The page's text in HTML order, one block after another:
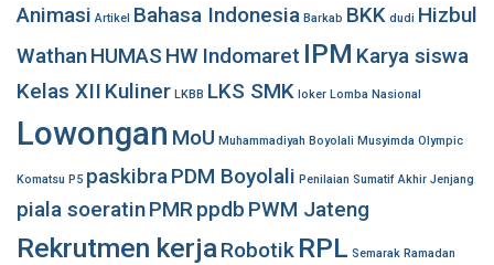
Animasi Artikel Bahasa Indonesia Barkab BKK dudi Hizbul
WathanHUMAS HW Indomaret IPM Karya siswa
Kelas XII Kuliner LKBB LKS SMK loker Lomba Nasional
Lowongan MoU Muhammadiyah Boyolali Musyimda Olympic
Komatsu P5 paskibraPDM Boyolali Penilaian Sumatif Akhir Jenjang
piala soeratinPMRppdb PWM Jateng
Rekrutmen kerja Robotik RPL Semarak Ramadan